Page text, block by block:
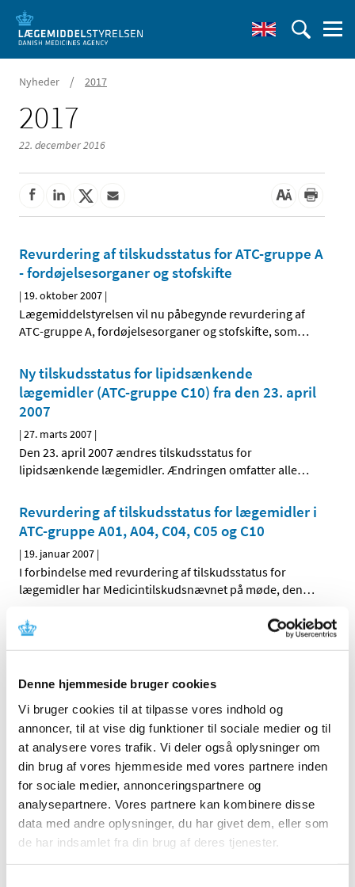
Denne hjemmeside bruger cookies
Vi bruger cookies til at tilpasse vores indhold og
annoncer, til at vise dig funktioner til sociale medier og til
at analysere vores trafik. Vi deler også oplysninger om
din brug af vores hjemmeside med vores partnere inden
for sociale medier, annonceringspartnere og
analysepartnere. Vores partnere kan kombinere disse
data med andre oplysninger, du har givet dem, eller som
de har indsamlet fra din brug af deres tjenester.
Nyheder / 2017
2017
22. december 2016
Revurdering af tilskudsstatus for ATC-gruppe A
- fordøjelsesorganer og stofskifte
| 19. oktober 2007 |
Lægemiddelstyrelsen vil nu påbegynde revurdering af
ATC-gruppe A, fordøjelsesorganer og stofskifte, som…
Ny tilskudsstatus for lipidsænkende
lægemidler (ATC-gruppe C10) fra den 23. april
2007
|27. marts 2007 |
Den 23. april 2007 ændres tilskudsstatus for
lipidsænkende lægemidler. Ændringen omfatter alle…
Revurdering af tilskudsstatus for lægemidler i
ATC-gruppe A01, A04, C04, C05 og C10
| 19. januar 2007 |
I forbindelse med revurdering af tilskudsstatus for
lægemidler har Medicintilskudsnævnet på møde, den…
2026 (84)
2025 (158)
2024 (224)
2023 (195)
2022 (197)
2021 (516)
2020 (263)
2019 (159)